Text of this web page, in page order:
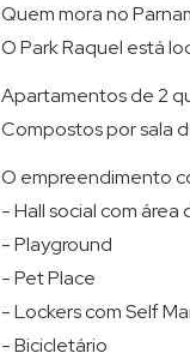
Quem mora no
O Park Raquel está
Apartamentos de 2
Compostos por sala
O empreendimento
- Hall social com área
- Playground
- Pet Place
- Lockers com Self
- Bicicletário